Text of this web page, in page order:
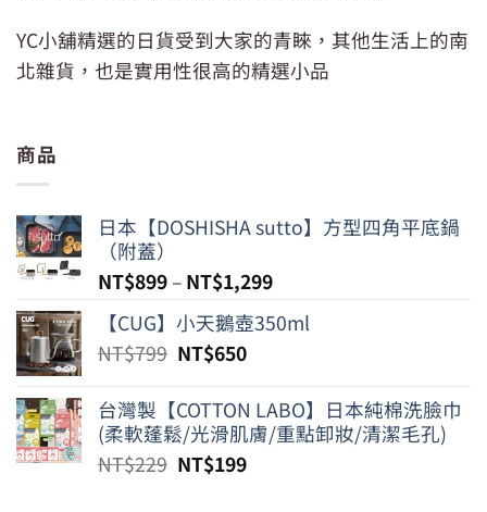
YC小舖精選的日貨受到大家的青睞，其他生活上的南
北雜貨，也是實用性很高的精選小品
商品
日本【DOSHISHA sutto】方型四角平底鍋
（附蓋）
NT$899– NT$1,299
【CUG】小天鵝壺350ml
NT$799 原
價
格：
NT$799。
NT$650目
價
格：
NT$650。
台灣製【COTTON LABO】日本純棉洗臉巾
(柔軟蓬鬆/光滑肌膚/重點卸妝/清潔毛孔)
NT$229 原
NT$199目